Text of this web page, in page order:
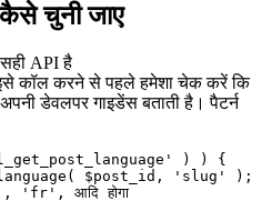
चुनी जाए
API है
कॉल करने से पहले हमेशा चेक करें कि
डेवलपर गाइडेंस बताती है। पैटर्न
) ) {
$post_id, 'slug' );
'fr', आदि होगा